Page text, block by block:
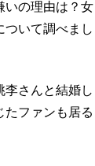
いの理由は？女
ついて調べまし
李さんと結婚し
たファンも居る